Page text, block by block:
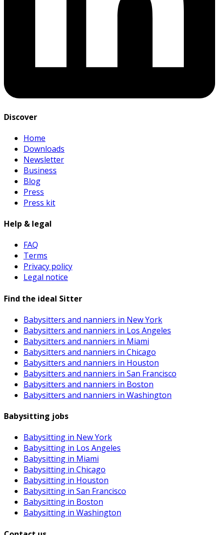
Discover
Home
Downloads
Newsletter
Business
Blog
Press
Press kit
Help & legal
FAQ
Terms
Privacy policy
Legal notice
Find the ideal Sitter
Babysitters and nanniers in New York
Babysitters and nanniers in Los Angeles
Babysitters and nanniers in Miami
Babysitters and nanniers in Chicago
Babysitters and nanniers in Houston
Babysitters and nanniers in San Francisco
Babysitters and nanniers in Boston
Babysitters and nanniers in Washington
Babysitting jobs
Babysitting in New York
Babysitting in Los Angeles
Babysitting in Miami
Babysitting in Chicago
Babysitting in Houston
Babysitting in San Francisco
Babysitting in Boston
Babysitting in Washington